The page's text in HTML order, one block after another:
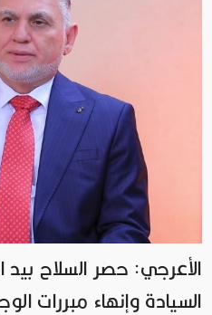
الأعرجي: حصر السلاح بيد
السيادة وإنهاء مبررات